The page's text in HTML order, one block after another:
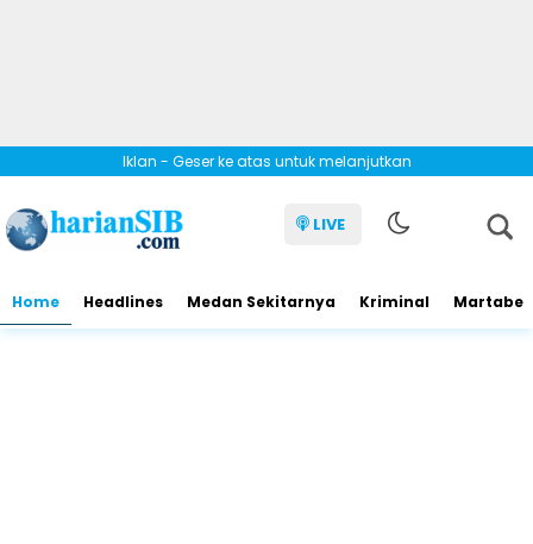
Iklan - Geser ke atas untuk melanjutkan
LIVE
Home Headlines Medan Sekitarnya Kriminal Martabe